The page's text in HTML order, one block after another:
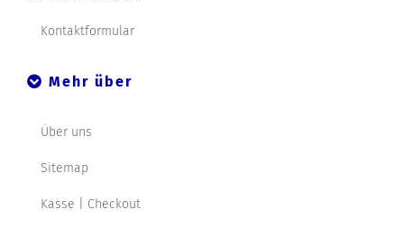
Kontaktformular
Mehr über
Über uns
Sitemap
Kasse | Checkout